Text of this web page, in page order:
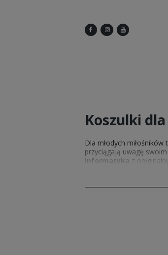
Koszulki
Dla młodych
przyciągają uwagę
informatyka z